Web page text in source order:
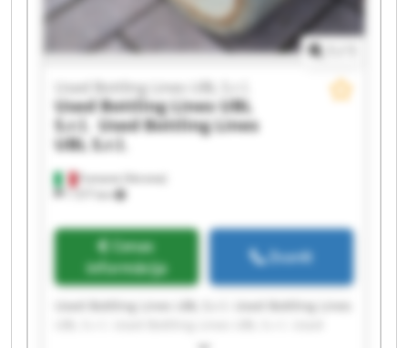
Fumane (Verona)
1 577 km
Used Bottling Lines UBL S.r.l.
Used Bottling Lines UBL
S.r.l.
Used Bottling Lines
UBL S.r.l.
Cenas
informācija
Zvanīt
Used Bottling Lines UBL S.r.l. Used Bottling Lines
Bottling Lines UBL S.r.l. Used Bottling Lines UBL